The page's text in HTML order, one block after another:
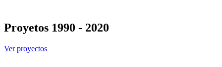
Proyetos 1990 - 2020
Ver proyectos